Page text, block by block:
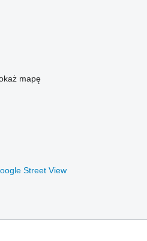
mapę
Street View